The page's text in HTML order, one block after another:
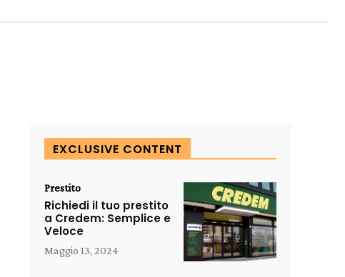
EXCLUSIVE CONTENT
Prestito
Richiedi il tuo prestito
a Credem: Semplice e
Veloce
Maggio 13, 2024